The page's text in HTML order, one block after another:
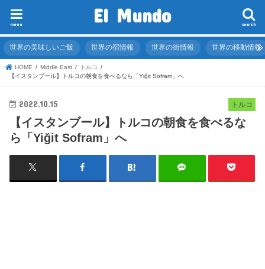
El Mundo search
menu
世界の美味しいご飯 世界の宿情報 世界の街情報 世界の移動情報
HOME Middle East
トルコ
【イスタンブール】トルコの朝食を食べるなら「Yiğit Sofram」へ
トルコ
2022.10.15
【イスタンブール】トルコの朝食を食べるな
ら「Yiğit Sofram」へ